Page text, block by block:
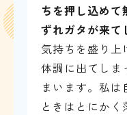
ちを押し込め
ずれガタが来て
気持ちを盛り上
体調に出てしま
まいます。私
ときはとにか